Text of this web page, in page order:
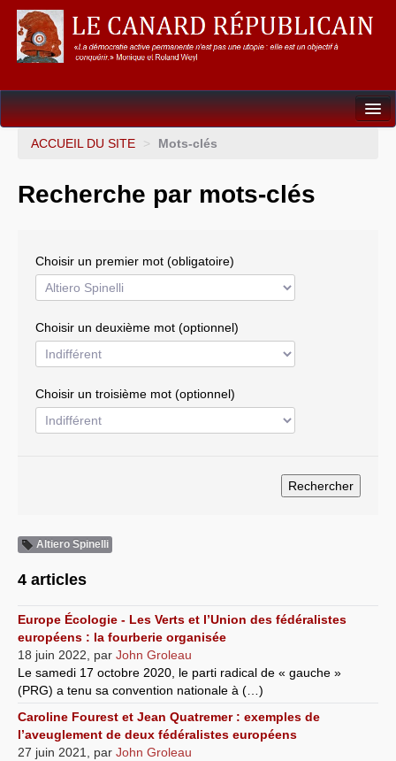
Dossiers
Gouvernance mondiale & mondialisation
Résistances
Systèmes & société sous contrôle
ACCUEIL DU SITE > Mots-clés
Recherche par mots-clés
Choisir un premier mot (obligatoire)
Choisir un deuxième mot (optionnel)
Choisir un troisième mot (optionnel)
Altiero Spinelli
4 articles
Europe Écologie - Les Verts et l’Union des fédéralistes
européens : la fourberie organisée
18 juin 2022
par John Groleau
Le samedi 17 octobre 2020, le parti radical de « gauche »
(PRG) a tenu sa convention nationale à (…)
Caroline Fourest et Jean Quatremer : exemples de
l’aveuglement de deux fédéralistes européens
27 juin 2021
par John Groleau